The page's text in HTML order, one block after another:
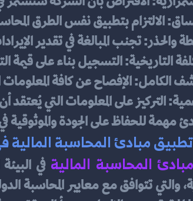
الالتزام بتطبيق نفس الطرق
والحذر: تجنب المبالغة في تقدير
التاريخية: التسجيل بناء على قيمة
الكامل: الإفصاح عن كافة
التركيز على المعلومات التي يُعتقد
مهمة للحفاظ على الجودة والموثوقية في
مبادئ المحاسبة
مبادئ المحاسبة المالية